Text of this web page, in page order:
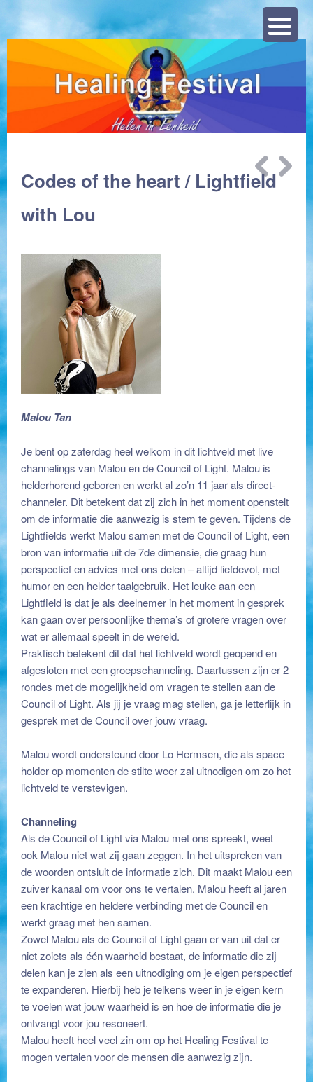
Bericht
navigatie
Codes of the heart / Lightfield
with Lou
Malou Tan
Je bent op zaterdag heel welkom in dit lichtveld met live
channelings van Malou en de Council of Light. Malou is
helderhorend geboren en werkt al zo’n 11 jaar als direct-
channeler. Dit betekent dat zij zich in het moment openstelt
om de informatie die aanwezig is stem te geven. Tijdens de
Lightfields werkt Malou samen met de Council of Light, een
bron van informatie uit de 7de dimensie, die graag hun
perspectief en advies met ons delen – altijd liefdevol, met
humor en een helder taalgebruik. Het leuke aan een
Lightfield is dat je als deelnemer in het moment in gesprek
kan gaan over persoonlijke thema’s of grotere vragen over
wat er allemaal speelt in de wereld.
Praktisch betekent dit dat het lichtveld wordt geopend en
afgesloten met een groepschanneling. Daartussen zijn er 2
rondes met de mogelijkheid om vragen te stellen aan de
Council of Light. Als jij je vraag mag stellen, ga je letterlijk in
gesprek met de Council over jouw vraag.
Malou wordt ondersteund door Lo Hermsen, die als space
holder op momenten de stilte weer zal uitnodigen om zo het
lichtveld te verstevigen.
Channeling
Als de Council of Light via Malou met ons spreekt, weet
ook Malou niet wat zij gaan zeggen. In het uitspreken van
de woorden ontsluit de informatie zich. Dit maakt Malou een
zuiver kanaal om voor ons te vertalen. Malou heeft al jaren
een krachtige en heldere verbinding met de Council en
werkt graag met hen samen.
Zowel Malou als de Council of Light gaan er van uit dat er
niet zoiets als één waarheid bestaat, de informatie die zij
delen kan je zien als een uitnodiging om je eigen perspectief
te expanderen. Hierbij heb je telkens weer in je eigen kern
te voelen wat jouw waarheid is en hoe de informatie die je
ontvangt voor jou resoneert.
Malou heeft heel veel zin om op het Healing Festival te
mogen vertalen voor de mensen die aanwezig zijn.